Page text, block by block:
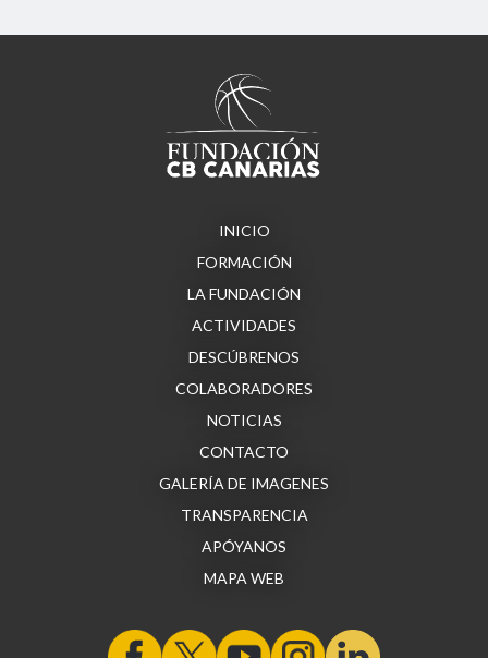
INICIO
FORMACIÓN
LA FUNDACIÓN
ACTIVIDADES
DESCÚBRENOS
COLABORADORES
NOTICIAS
CONTACTO
GALERÍA DE IMAGENES
TRANSPARENCIA
APÓYANOS
MAPA WEB